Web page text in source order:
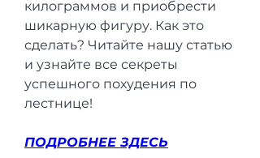
килограммов и приобрести
шикарную фигуру. Как это
сделать? Читайте нашу статью
и узнайте все секреты
успешного похудения по
лестнице!
ПОДРОБНЕЕ ЗДЕСЬ